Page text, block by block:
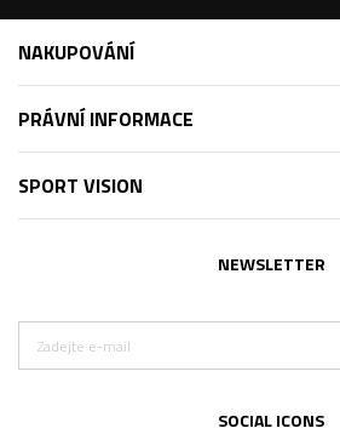
NAKUPOVÁNÍ
PRÁVNÍ INFORMACE
SPORT VISION
NEWSLETTER
SOCIAL ICONS